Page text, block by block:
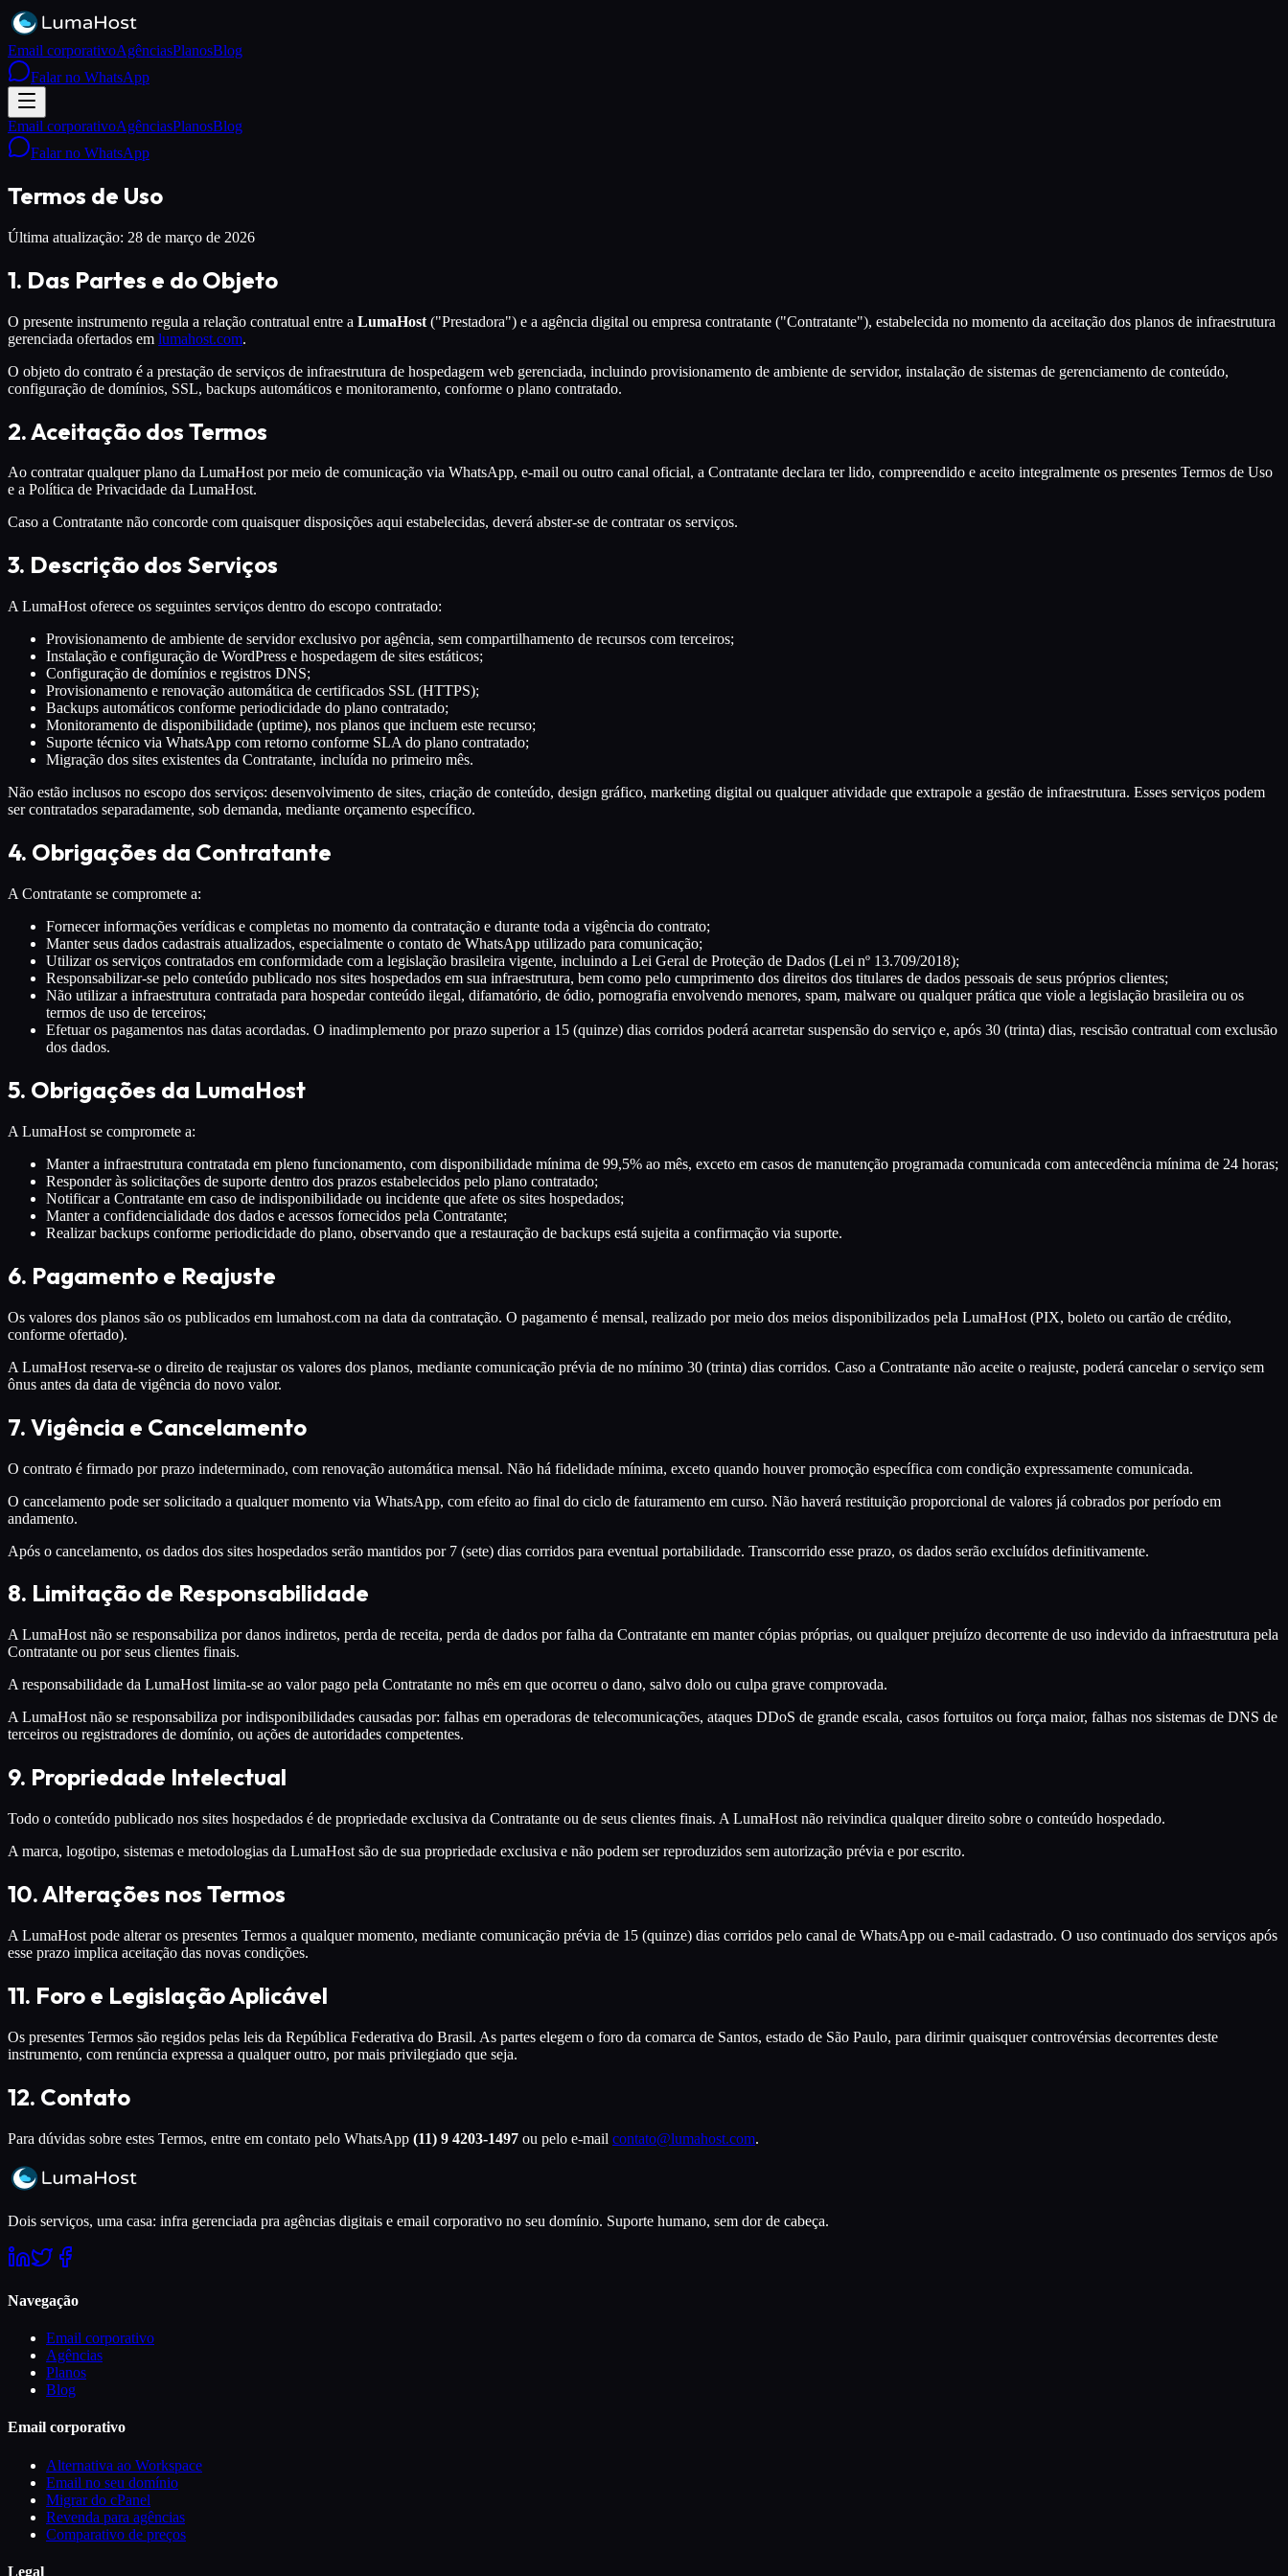
Email corporativoAgênciasPlanosBlog
Falar no WhatsApp
Email corporativoAgênciasPlanosBlog
Falar no WhatsApp
Termos de Uso
Última atualização: 28 de março de 2026
1. Das Partes e do Objeto
O presente instrumento regula a relação contratual entre a LumaHost ("Prestadora") e a agência digital ou empresa contratante ("Contratante"), estabelecida no momento da aceitação dos planos de infraestrutura
gerenciada ofertados em lumahost.com.
O objeto do contrato é a prestação de serviços de infraestrutura de hospedagem web gerenciada, incluindo provisionamento de ambiente de servidor, instalação de sistemas de gerenciamento de conteúdo,
configuração de domínios, SSL, backups automáticos e monitoramento, conforme o plano contratado.
2. Aceitação dos Termos
Ao contratar qualquer plano da LumaHost por meio de comunicação via WhatsApp, e-mail ou outro canal oficial, a Contratante declara ter lido, compreendido e aceito integralmente os presentes Termos de Uso
e a Política de Privacidade da LumaHost.
Caso a Contratante não concorde com quaisquer disposições aqui estabelecidas, deverá abster-se de contratar os serviços.
3. Descrição dos Serviços
A LumaHost oferece os seguintes serviços dentro do escopo contratado:
Provisionamento de ambiente de servidor exclusivo por agência, sem compartilhamento de recursos com terceiros;
Instalação e configuração de WordPress e hospedagem de sites estáticos;
Configuração de domínios e registros DNS;
Provisionamento e renovação automática de certificados SSL (HTTPS);
Backups automáticos conforme periodicidade do plano contratado;
Monitoramento de disponibilidade (uptime), nos planos que incluem este recurso;
Suporte técnico via WhatsApp com retorno conforme SLA do plano contratado;
Migração dos sites existentes da Contratante, incluída no primeiro mês.
Não estão inclusos no escopo dos serviços: desenvolvimento de sites, criação de conteúdo, design gráfico, marketing digital ou qualquer atividade que extrapole a gestão de infraestrutura. Esses serviços podem
ser contratados separadamente, sob demanda, mediante orçamento específico.
4. Obrigações da Contratante
A Contratante se compromete a:
Fornecer informações verídicas e completas no momento da contratação e durante toda a vigência do contrato;
Manter seus dados cadastrais atualizados, especialmente o contato de WhatsApp utilizado para comunicação;
Utilizar os serviços contratados em conformidade com a legislação brasileira vigente, incluindo a Lei Geral de Proteção de Dados (Lei nº 13.709/2018);
Responsabilizar-se pelo conteúdo publicado nos sites hospedados em sua infraestrutura, bem como pelo cumprimento dos direitos dos titulares de dados pessoais de seus próprios clientes;
Não utilizar a infraestrutura contratada para hospedar conteúdo ilegal, difamatório, de ódio, pornografia envolvendo menores, spam, malware ou qualquer prática que viole a legislação brasileira ou os
termos de uso de terceiros;
Efetuar os pagamentos nas datas acordadas. O inadimplemento por prazo superior a 15 (quinze) dias corridos poderá acarretar suspensão do serviço e, após 30 (trinta) dias, rescisão contratual com exclusão
dos dados.
5. Obrigações da LumaHost
A LumaHost se compromete a:
Manter a infraestrutura contratada em pleno funcionamento, com disponibilidade mínima de 99,5% ao mês, exceto em casos de manutenção programada comunicada com antecedência mínima de 24 horas;
Responder às solicitações de suporte dentro dos prazos estabelecidos pelo plano contratado;
Notificar a Contratante em caso de indisponibilidade ou incidente que afete os sites hospedados;
Manter a confidencialidade dos dados e acessos fornecidos pela Contratante;
Realizar backups conforme periodicidade do plano, observando que a restauração de backups está sujeita a confirmação via suporte.
6. Pagamento e Reajuste
Os valores dos planos são os publicados em lumahost.com na data da contratação. O pagamento é mensal, realizado por meio dos meios disponibilizados pela LumaHost (PIX, boleto ou cartão de crédito,
conforme ofertado).
A LumaHost reserva-se o direito de reajustar os valores dos planos, mediante comunicação prévia de no mínimo 30 (trinta) dias corridos. Caso a Contratante não aceite o reajuste, poderá cancelar o serviço sem
ônus antes da data de vigência do novo valor.
7. Vigência e Cancelamento
O contrato é firmado por prazo indeterminado, com renovação automática mensal. Não há fidelidade mínima, exceto quando houver promoção específica com condição expressamente comunicada.
O cancelamento pode ser solicitado a qualquer momento via WhatsApp, com efeito ao final do ciclo de faturamento em curso. Não haverá restituição proporcional de valores já cobrados por período em
andamento.
Após o cancelamento, os dados dos sites hospedados serão mantidos por 7 (sete) dias corridos para eventual portabilidade. Transcorrido esse prazo, os dados serão excluídos definitivamente.
8. Limitação de Responsabilidade
A LumaHost não se responsabiliza por danos indiretos, perda de receita, perda de dados por falha da Contratante em manter cópias próprias, ou qualquer prejuízo decorrente de uso indevido da infraestrutura pela
Contratante ou por seus clientes finais.
A responsabilidade da LumaHost limita-se ao valor pago pela Contratante no mês em que ocorreu o dano, salvo dolo ou culpa grave comprovada.
A LumaHost não se responsabiliza por indisponibilidades causadas por: falhas em operadoras de telecomunicações, ataques DDoS de grande escala, casos fortuitos ou força maior, falhas nos sistemas de DNS de
terceiros ou registradores de domínio, ou ações de autoridades competentes.
9. Propriedade Intelectual
Todo o conteúdo publicado nos sites hospedados é de propriedade exclusiva da Contratante ou de seus clientes finais. A LumaHost não reivindica qualquer direito sobre o conteúdo hospedado.
A marca, logotipo, sistemas e metodologias da LumaHost são de sua propriedade exclusiva e não podem ser reproduzidos sem autorização prévia e por escrito.
10. Alterações nos Termos
A LumaHost pode alterar os presentes Termos a qualquer momento, mediante comunicação prévia de 15 (quinze) dias corridos pelo canal de WhatsApp ou e-mail cadastrado. O uso continuado dos serviços após
esse prazo implica aceitação das novas condições.
11. Foro e Legislação Aplicável
Os presentes Termos são regidos pelas leis da República Federativa do Brasil. As partes elegem o foro da comarca de Santos, estado de São Paulo, para dirimir quaisquer controvérsias decorrentes deste
instrumento, com renúncia expressa a qualquer outro, por mais privilegiado que seja.
12. Contato
Para dúvidas sobre estes Termos, entre em contato pelo WhatsApp (11) 9 4203-1497 ou pelo e-mail contato@lumahost.com.
Dois serviços, uma casa: infra gerenciada pra agências digitais e email corporativo no seu domínio. Suporte humano, sem dor de cabeça.
Navegação
Email corporativo
Agências
Planos
Blog
Email corporativo
Alternativa ao Workspace
Email no seu domínio
Migrar do cPanel
Revenda para agências
Comparativo de preços
Legal